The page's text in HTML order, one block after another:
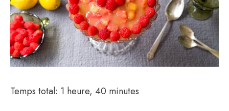
Temps total: 1 heure, 40 minutes